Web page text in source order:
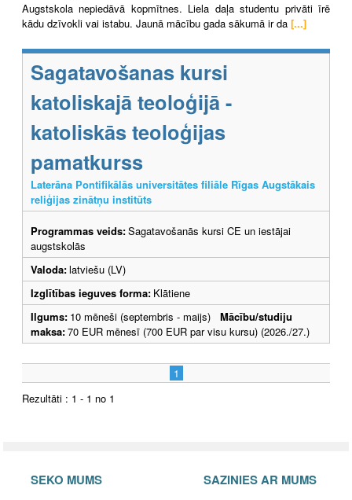
Augstskola nepiedāvā kopmītnes. Liela daļa studentu privāti īrē
kādu dzīvokli vai istabu. Jaunā mācību gada sākumā ir da [...]
Sagatavošanas kursi
katoliskajā teoloģijā -
katoliskās teoloģijas
pamatkurss
Laterāna Pontifikālās universitātes filiāle Rīgas Augstākais
reliģijas zinātņu institūts
Programmas veids:Sagatavošanās kursi CE un iestājai
augstskolās
Valoda:latviešu (LV)
Izglītības ieguves forma: Klātiene
Ilgums: 10 mēneši (septembris - maijs) Mācību/studiju
maksa:70 EUR mēnesī (700 EUR par visu kursu) (2026./27.)
1
Rezultāti : 1 - 1 no 1
SEKO MUMS SAZINIES AR MUMS